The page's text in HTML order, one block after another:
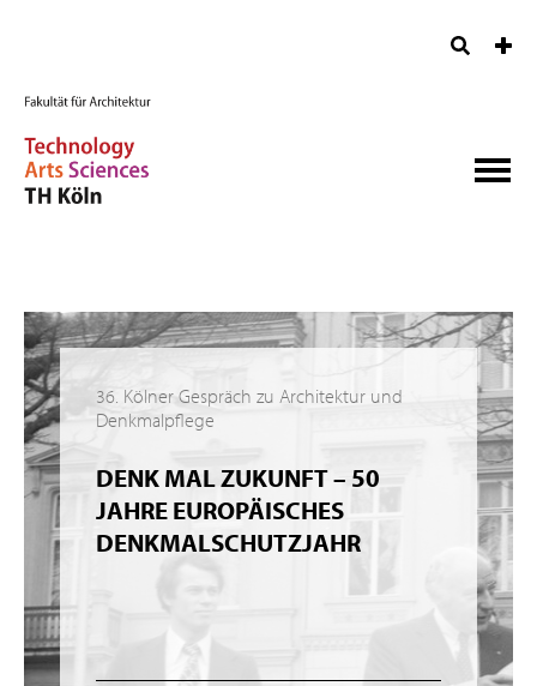
36. Kölner Gespräch zu Architektur und
Denkmalpflege
DENK MAL ZUKUNFT – 50
JAHRE EUROPÄISCHES
DENKMALSCHUTZJAHR